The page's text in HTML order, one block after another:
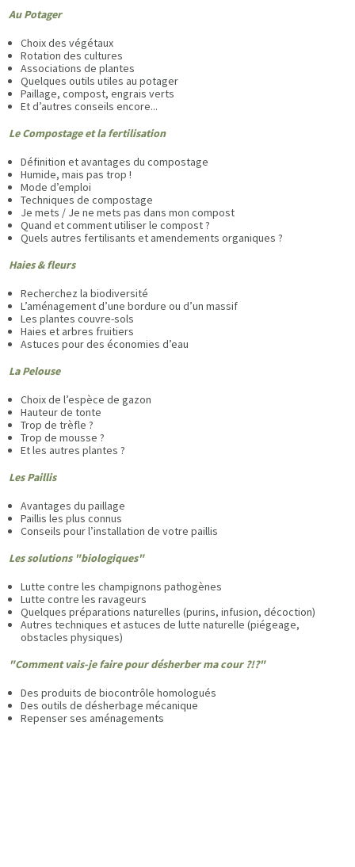
Au Potager
Choix des végétaux
Rotation des cultures
Associations de plantes
Quelques outils utiles au potager
Paillage, compost, engrais verts
Et d’autres conseils encore...
Le Compostage et la fertilisation
Définition et avantages du compostage
Humide, mais pas trop !
Mode d’emploi
Techniques de compostage
Je mets / Je ne mets pas dans mon compost
Quand et comment utiliser le compost ?
Quels autres fertilisants et amendements organiques ?
Haies & fleurs
Recherchez la biodiversité
L’aménagement d’une bordure ou d’un massif
Les plantes couvre-sols
Haies et arbres fruitiers
Astuces pour des économies d’eau
La Pelouse
Choix de l’espèce de gazon
Hauteur de tonte
Trop de trèfle ?
Trop de mousse ?
Et les autres plantes ?
Les Paillis
Avantages du paillage
Paillis les plus connus
Conseils pour l’installation de votre paillis
Les solutions "biologiques"
Lutte contre les champignons pathogènes
Lutte contre les ravageurs
Quelques préparations naturelles (purins, infusion, décoction)
Autres techniques et astuces de lutte naturelle (piégeage,
obstacles physiques)
"Comment vais-je faire pour désherber ma cour ?!?"
Des produits de biocontrôle homologués
Des outils de désherbage mécanique
Repenser ses aménagements